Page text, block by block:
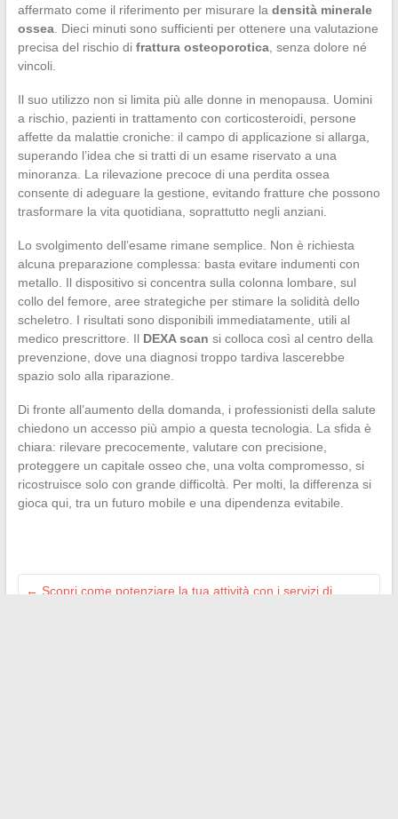
affermato come il riferimento per misurare la densità minerale
ossea. Dieci minuti sono sufficienti per ottenere una valutazione
precisa del rischio di frattura osteoporotica, senza dolore né
vincoli.
Il suo utilizzo non si limita più alle donne in menopausa. Uomini
a rischio, pazienti in trattamento con corticosteroidi, persone
affette da malattie croniche: il campo di applicazione si allarga,
superando l’idea che si tratti di un esame riservato a una
minoranza. La rilevazione precoce di una perdita ossea
consente di adeguare la gestione, evitando fratture che possono
trasformare la vita quotidiana, soprattutto negli anziani.
Lo svolgimento dell’esame rimane semplice. Non è richiesta
alcuna preparazione complessa: basta evitare indumenti con
metallo. Il dispositivo si concentra sulla colonna lombare, sul
collo del femore, aree strategiche per stimare la solidità dello
scheletro. I risultati sono disponibili immediatamente, utili al
medico prescrittore. Il DEXA scan si colloca così al centro della
prevenzione, dove una diagnosi troppo tardiva lascerebbe
spazio solo alla riparazione.
Di fronte all’aumento della domanda, i professionisti della salute
chiedono un accesso più ampio a questa tecnologia. La sfida è
chiara: rilevare precocemente, valutare con precisione,
proteggere un capitale osseo che, una volta compromesso, si
ricostruisce solo con grande difficoltà. Per molti, la differenza si
gioca qui, tra un futuro mobile e una dipendenza evitabile.
← Scopri come potenziare la tua attività con i servizi di